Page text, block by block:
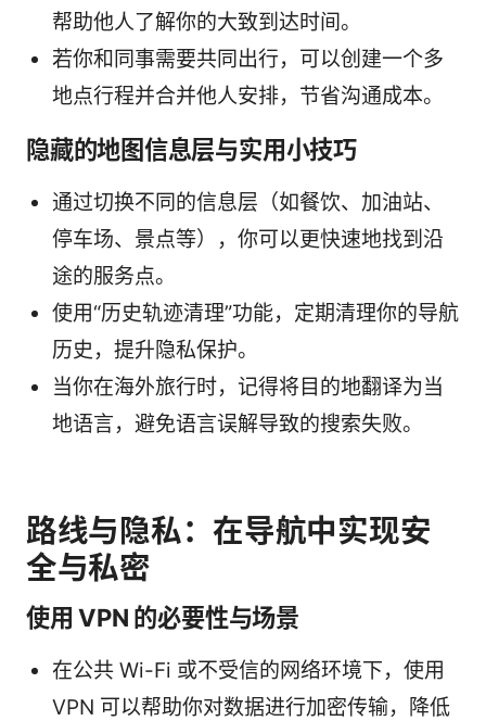
帮助他人了解你的大致到达时间。
若你和同事需要共同出行，可以创建一个多
地点行程并合并他人安排，节省沟通成本。
隐藏的地图信息层与实用小技巧
通过切换不同的信息层（如餐饮、加油站、
停车场、景点等），你可以更快速地找到沿
途的服务点。
使用“历史轨迹清理”功能，定期清理你的导航
历史，提升隐私保护。
当你在海外旅行时，记得将目的地翻译为当
地语言，避免语言误解导致的搜索失败。
路线与隐私：在导航中实现安
全与私密
使用 VPN 的必要性与场景
在公共 Wi-Fi 或不受信的网络环境下，使用
VPN 可以帮助你对数据进行加密传输，降低